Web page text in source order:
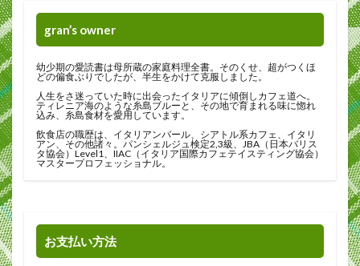
gran’s owner
幼少期の愛読書は母所蔵の家庭料理全書。そのくせ、超がつくほ
どの偏食ぶりでしたが、半生をかけて克服しました。
人生をさ迷っていた時に出会ったイタリアに傾倒しカフェ道へ。
ティレニア海のような糸島ブルーと、その地で育まれる味に惚れ
込み、糸島食材を愛用しています。
飲食店の職歴は、イタリアンバール、シアトル系カフェ、イタリ
アン、その他諸々。パンシェルジュ検定2,3級、JBA（日本バリス
タ協会）Level1、IIAC（イタリア国際カフェテイスティング協会）
マスタープロフェッショナル。
お支払い方法